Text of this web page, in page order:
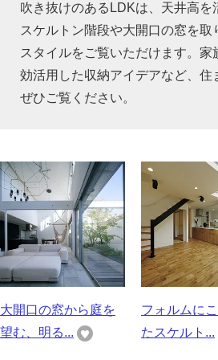
吹き抜けのあるLDKは、天井高
スケルトン階段や大開口の窓を
スタイルをご覧いただけます。
効活用した収納アイデアなど、
ぜひご覧ください。
大開口の窓から庭を
望む、明る...
フォルムに
たスケルト...